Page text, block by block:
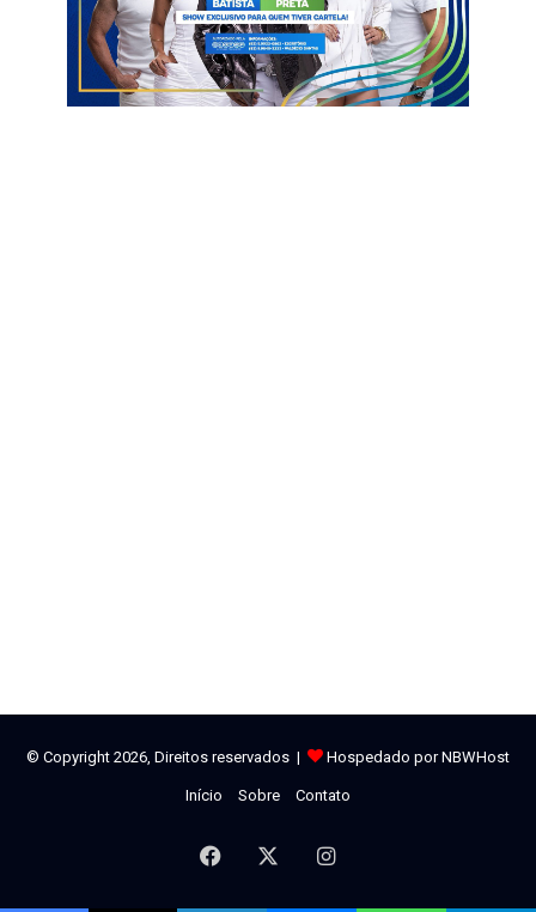
palestras com essas mães”, enfatizou Cínthya.
Criado pelo Decreto Estadual nº 39.307 de 20 de julho de 2019,
o Selo tem como objetivo reconhecer e estimular ações e
São Bento
© Copyright 2026, Direitos reservados | Hospedado por NBWHost
Início Sobre Contato
Facebook Instagram